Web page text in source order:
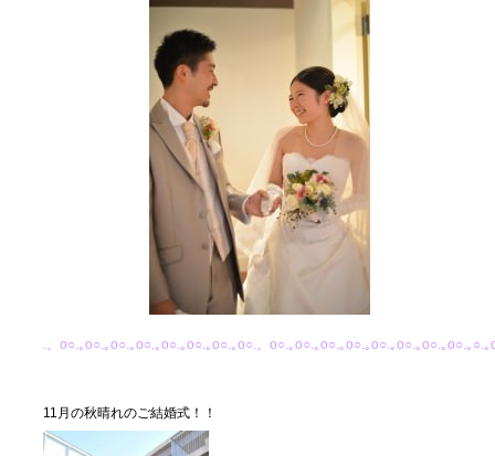
.。o○.｡o○.｡o○.｡o○.｡o○.｡o○.｡o○.｡o○.。o○.｡o○.｡o○.｡o○.｡o○.｡o○.｡o○.｡o○.｡○.｡
11月の秋晴れのご結婚式！！